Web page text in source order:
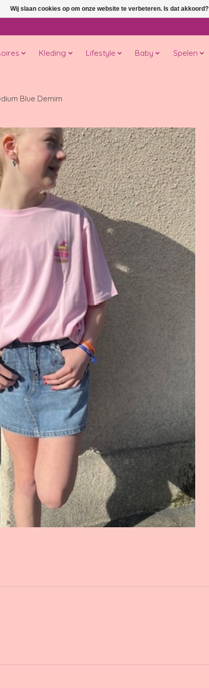
Kleding Lifestyle Baby Spelen
Blue Demim
Wij slaan cookies op om onze website te verbeteren. Is dat akkoord?